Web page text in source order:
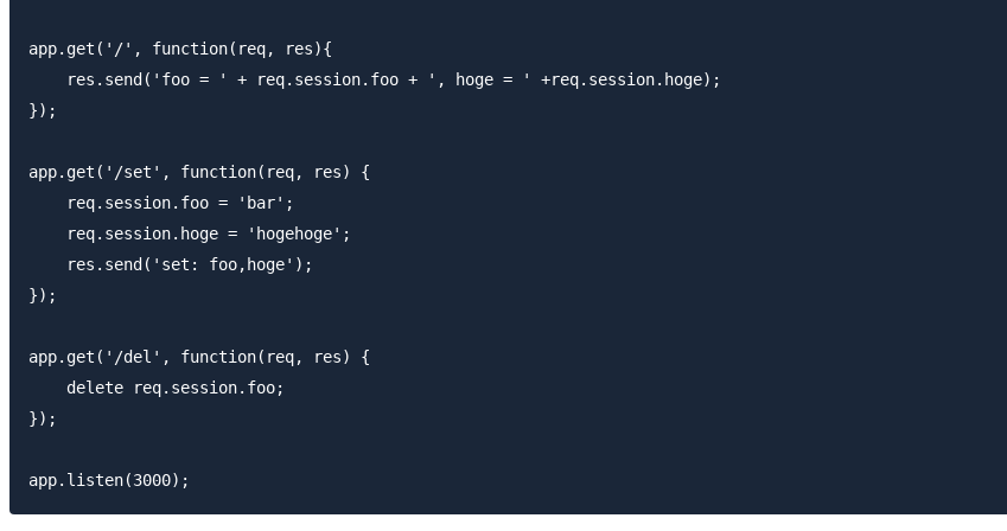
app.get('/', function(req, res){
    res.send('foo = ' + req.session.foo + ', hoge = ' +req.session.hoge);
});
app.get('/set', function(req, res) {
    req.session.foo = 'bar';
    req.session.hoge = 'hogehoge';
    res.send('set: foo,hoge');
});
app.get('/del', function(req, res) {
    delete req.session.foo;
});